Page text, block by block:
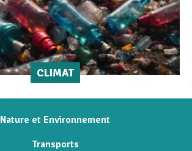
CLIMAT
Nature et Environnement
Transports